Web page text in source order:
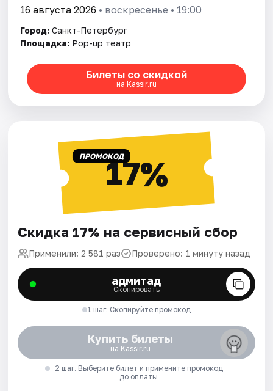
Рейтинги
16 августа 2026 • воскресенье • 19:00
Город: Санкт-Петербург
Площадка: Pop-up театр
Билеты со скидкой
на Kassir.ru
ПРОМОКОД17%
Скидка 17% на сервисный сбор
Применили: 2 581 раз Проверено: 1 минуту назад
адмитад
Скопировать
1 шаг. Скопируйте промокод
Купить билеты
на Kassir.ru
2 шаг. Выберите билет и примените промокод
до оплаты